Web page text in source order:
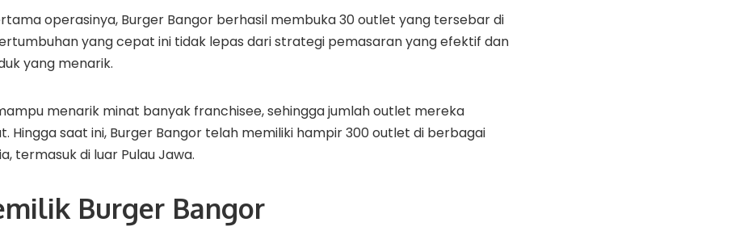
operasinya, Burger Bangor berhasil membuka 30 outlet yang tersebar di
yang cepat ini tidak lepas dari strategi pemasaran yang efektif dan
yang menarik.
menarik minat banyak franchisee, sehingga jumlah outlet mereka
Hingga saat ini, Burger Bangor telah memiliki hampir 300 outlet di berbagai
termasuk di luar Pulau Jawa.
Burger Bangor